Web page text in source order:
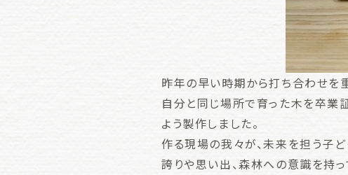
昨年の早い時期から打ち合わせを
自分と同じ場所で育った木を卒業
よう製作しました。
作る現場の我々が、未来を担う子
誇りや思い出、森林への意識を持っ